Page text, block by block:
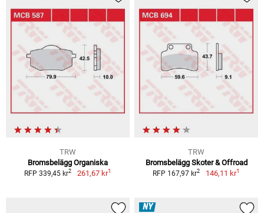
TRW
Bromsbelägg Organiska
RFP 339,45 kr2 261,67 kr1
TRW
Bromsbelägg Skoter & Offroad
RFP 167,97 kr2 146,11 kr1
NY